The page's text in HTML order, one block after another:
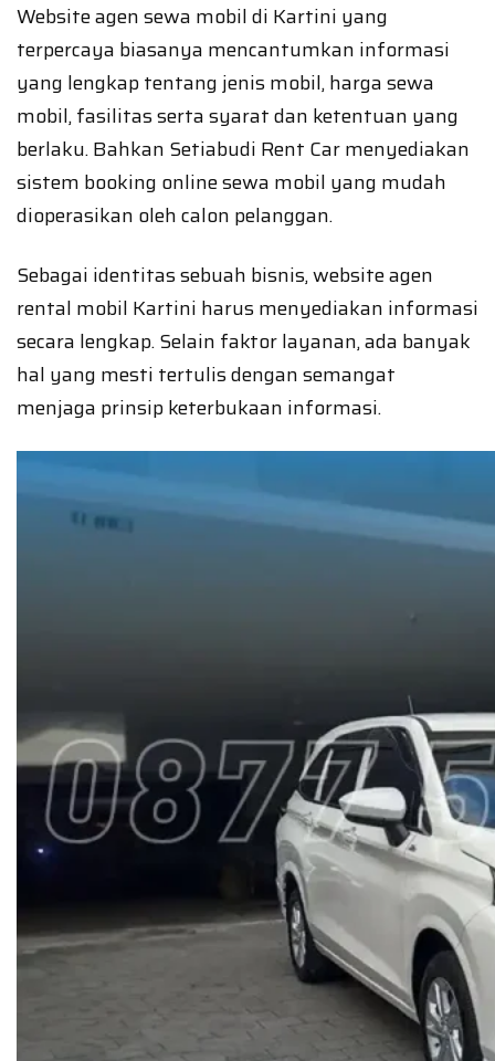
Website agen sewa mobil di Kartini yang
terpercaya biasanya mencantumkan informasi
yang lengkap tentang jenis mobil, harga sewa
mobil, fasilitas serta syarat dan ketentuan yang
berlaku. Bahkan Setiabudi Rent Car menyediakan
sistem booking online sewa mobil yang mudah
dioperasikan oleh calon pelanggan.
Sebagai identitas sebuah bisnis, website agen
rental mobil Kartini harus menyediakan informasi
secara lengkap. Selain faktor layanan, ada banyak
hal yang mesti tertulis dengan semangat
menjaga prinsip keterbukaan informasi.